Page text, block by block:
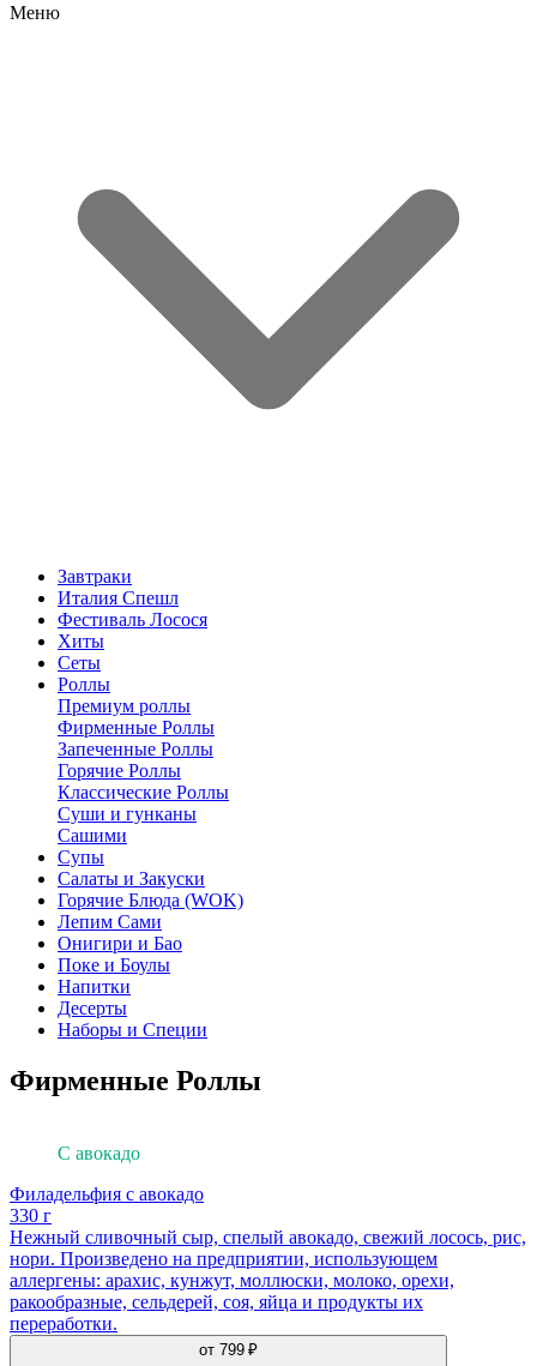
Меню
Завтраки
Италия Спешл
Фестиваль Лосося
Хиты
Сеты
Роллы
Премиум роллы
Фирменные Роллы
Запеченные Роллы
Горячие Роллы
Классические Роллы
Суши и гунканы
Сашими
Супы
Салаты и Закуски
Горячие Блюда (WOK)
Лепим Сами
Онигири и Бао
Поке и Боулы
Напитки
Десерты
Наборы и Специи
Фирменные Роллы
С авокадо
Филадельфия с авокадо
330 г
Нежный сливочный сыр, спелый авокадо, свежий лосось, рис,
нори. Произведено на предприятии, использующем
аллергены: арахис, кунжут, моллюски, молоко, орехи,
ракообразные, сельдерей, соя, яйца и продукты их
переработки.
от 799 ₽